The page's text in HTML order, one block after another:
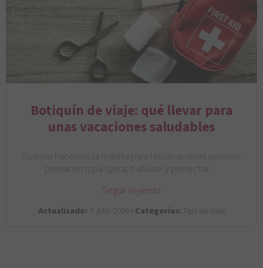
Botiquín de viaje: qué llevar para
unas vacaciones saludables
Cuando hacemos la maleta para las vacaciones solemos
pensar en ropa ligera, bañador y protector…
Seguir leyendo
Actualizado: 7. julio 2026 •Categorías: Tips de viaje